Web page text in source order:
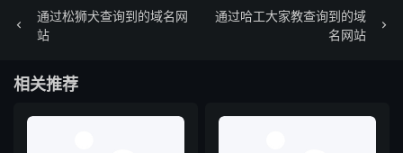
通过松狮犬查询到的域名网
站
通过哈工大家教查询到的域
名网站
相关推荐